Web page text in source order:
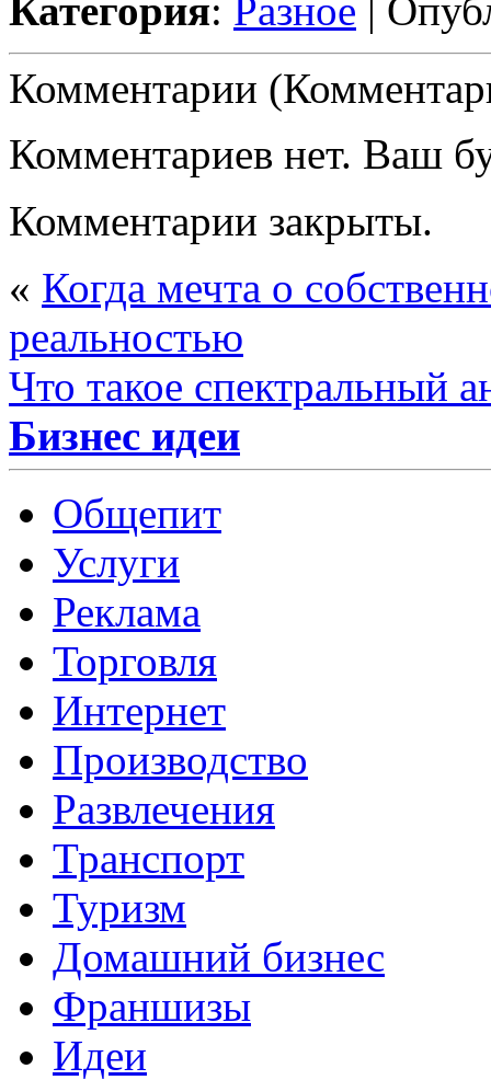
Категория: Разное |
Комментарии
Комментариев нет. Ваш
Комментарии закрыты.
« Когда мечта о
реальностью
Что такое спектральный
Бизнес идеи
Общепит
Услуги
Реклама
Торговля
Интернет
Производство
Развлечения
Транспорт
Туризм
Домашний бизнес
Франшизы
Идеи